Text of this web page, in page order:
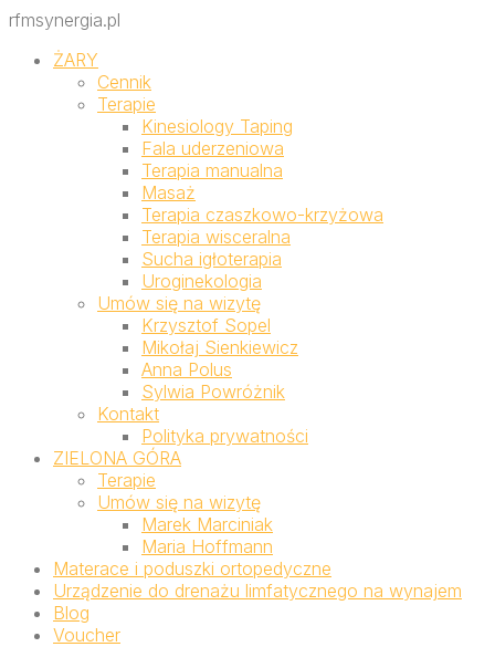
rfmsynergia.pl
ŻARY
Cennik
Terapie
Kinesiology Taping
Fala uderzeniowa
Terapia manualna
Masaż
Terapia czaszkowo-krzyżowa
Terapia wisceralna
Sucha igłoterapia
Uroginekologia
Umów się na wizytę
Krzysztof Sopel
Mikołaj Sienkiewicz
Anna Polus
Sylwia Powróżnik
Kontakt
Polityka prywatności
ZIELONA GÓRA
Terapie
Umów się na wizytę
Marek Marciniak
Maria Hoffmann
Materace i poduszki ortopedyczne
Urządzenie do drenażu limfatycznego na wynajem
Blog
Voucher